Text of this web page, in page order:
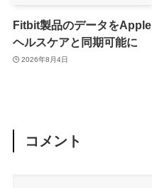
Fitbit製品のデータをApple
ヘルスケアと同期可能に
2026年8月4日
コメント